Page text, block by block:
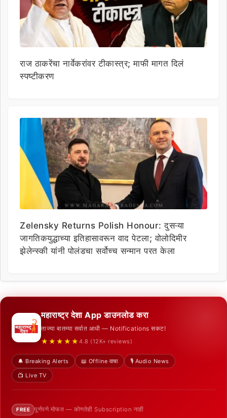
राज ठाकरेंचा नार्वेकरांवर टीकास्त्र; माफी मागत दिलं
स्पष्टीकरण
Zelensky Returns Polish Honour: दुसऱ्या
जागतिकयुद्धाच्या इतिहासावरून वाद पेटला; वोलोदिमीर
झेलेन्स्की यांनी पोलंडचा सर्वोच्च सन्मान परत केला
महाराष्ट्र देशा App डाउनलोड करा
ताज्या बातम्या सर्वात आधी — Notifications सकट!
★★★★★ 4.8 (12K+ reviews)
🔔 Breaking Alerts 📖 Offline वाचा
🎙️ Audio News
📺 Live TV
FREE पूर्णपणे मोफत — कोणतेही Subscription नाही